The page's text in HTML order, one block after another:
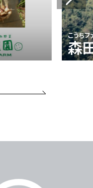
こうちフ
森